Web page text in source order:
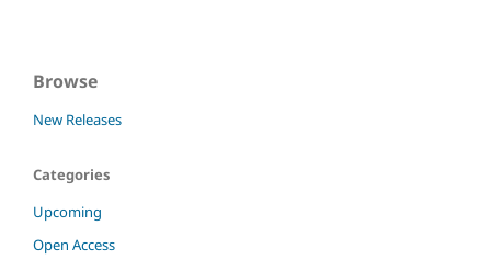
Browse
New Releases
Categories
Upcoming
Open Access